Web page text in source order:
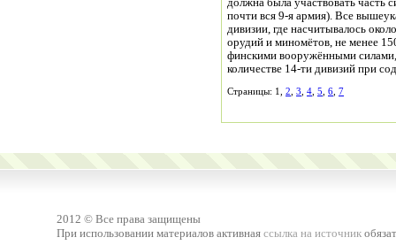
должна была участвовать часть
почти вся 9-я армия). Все
дивизии, где насчитывалось
орудий и миномётов, не менее
финскими вооружёнными
количестве 14-ти дивизий при
Страницы: 1, 2 3 4 5 6 7
2012 © Все права защищены
При использовании материалов активная ссылка на источник